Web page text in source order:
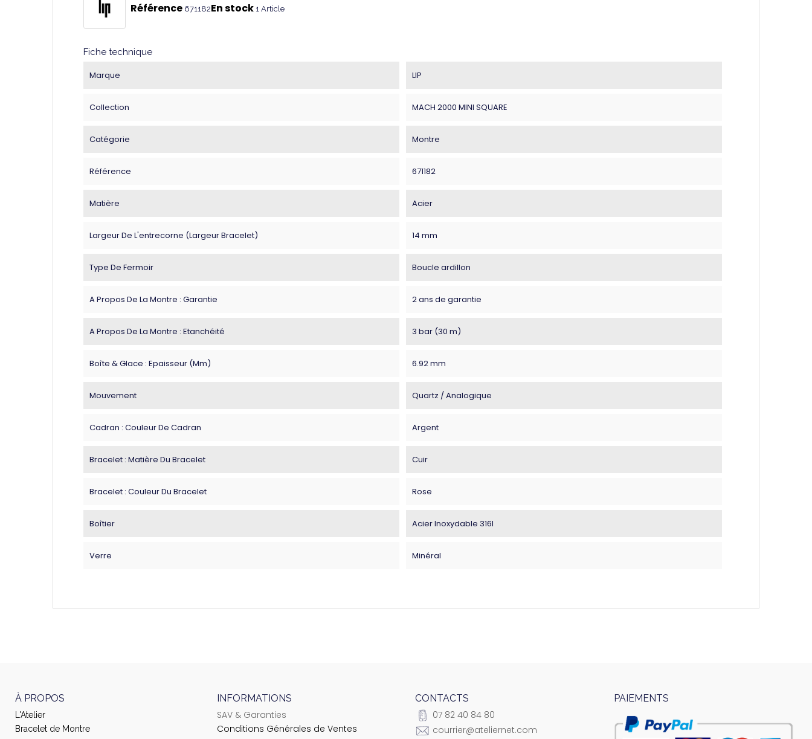
Référence 671182En stock 1 Article
Fiche technique
Marque LIP
Collection MACH 2000 MINI SQUARE
Catégorie Montre
Référence 671182
Matière Acier
Largeur De L'entrecorne (largeur Bracelet) 14 mm
Type De Fermoir Boucle ardillon
A Propos De La Montre : Garantie 2 ans de garantie
A Propos De La Montre : Etanchéité 3 bar (30 m)
Boîte & Glace : Epaisseur (mm) 6.92 mm
Mouvement Quartz / Analogique
Cadran : Couleur De Cadran Argent
Bracelet : Matière Du Bracelet Cuir
Bracelet : Couleur Du Bracelet Rose
Boîtier Acier Inoxydable 316l
Verre Minéral
À PROPOS
L'Atelier
Bracelet de Montre
INFORMATIONS
SAV & Garanties
Conditions Générales de Ventes
CONTACTS
07 82 40 84 80
courrier@ateliernet.com
PAIEMENTS